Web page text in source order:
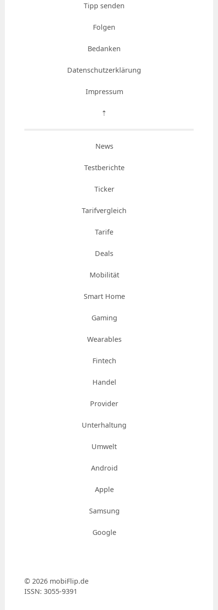
Tipp senden
Folgen
Bedanken
Datenschutzerklärung
Impressum
⇡
News
Testberichte
Ticker
Tarifvergleich
Tarife
Deals
Mobilität
Smart Home
Gaming
Wearables
Fintech
Handel
Provider
Unterhaltung
Umwelt
Android
Apple
Samsung
Google
© 2026 mobiFlip.de
ISSN: 3055-9391